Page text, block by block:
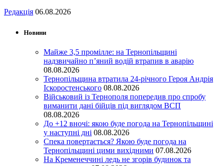
Редакція 06.08.2026
Новини
Майже 3,5 промілле: на Тернопільщині
надзвичайно п’яний водій втрапив в аварію
08.08.2026
Тернопільщина втратила 24-річного Героя Андрія
Іскоростенського 08.08.2026
Військовий із Тернополя попередив про спробу
виманити дані бійців під виглядом ВСП
08.08.2026
До +12 вночі: якою буде погода на Тернопільщині
у наступні дні 08.08.2026
Спека повертається? Якою буде погода на
Тернопільщині цими вихідними 07.08.2026
На Кременеччині ледь не згорів будинок та